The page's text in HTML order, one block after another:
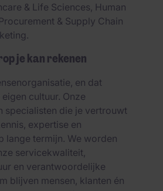
& Life Sciences, Human
& Supply Chain
je kan rekenen
en dat
cultuur. Onze
specialisten die je vertrouwt
expertise en
lange termijn. We worden
servicekwaliteit,
en verantwoordelijke
blijven mensen, klanten én